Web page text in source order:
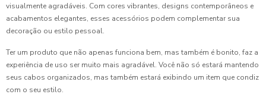
visualmente agradáveis. Com cores vibrantes, designs contemporâneos e
acabamentos elegantes, esses acessórios podem complementar sua
decoração ou estilo pessoal.
Ter um produto que não apenas funciona bem, mas também é bonito, faz a
experiência de uso ser muito mais agradável. Você não só estará mantendo
seus cabos organizados, mas também estará exibindo um item que condiz
com o seu estilo.